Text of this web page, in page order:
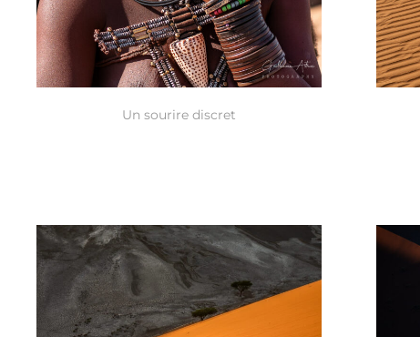
Un sourire discret